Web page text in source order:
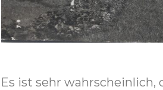
Es ist sehr